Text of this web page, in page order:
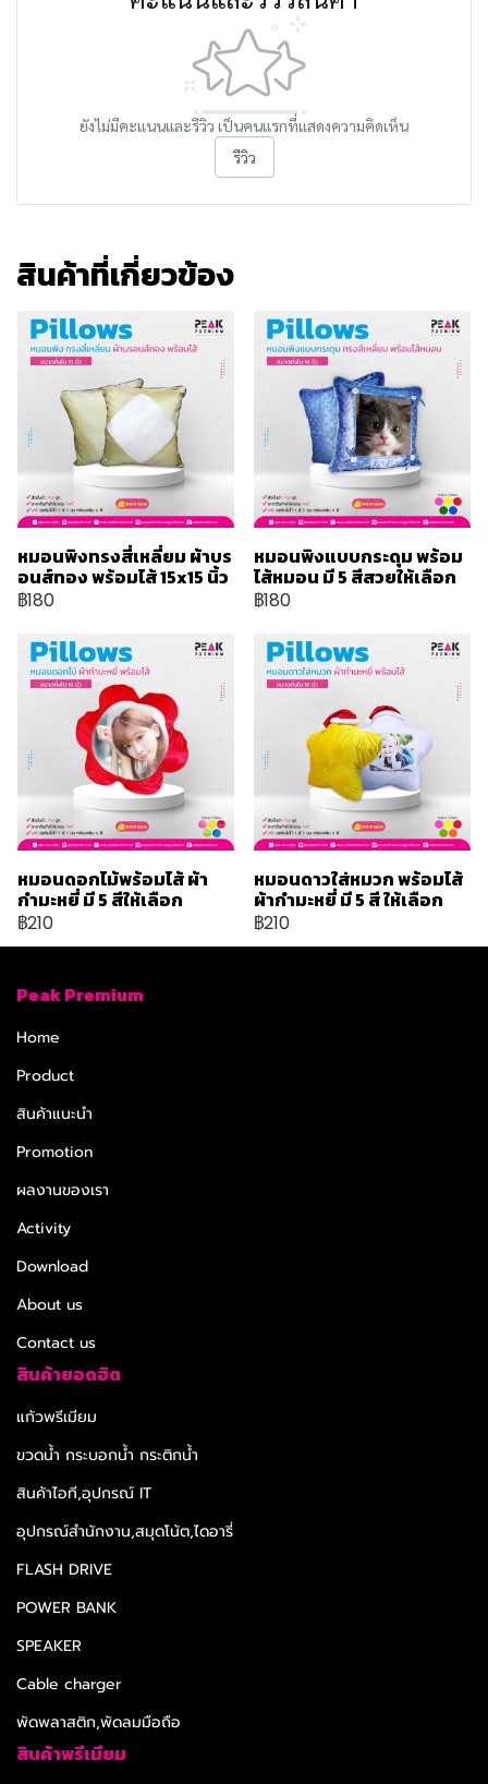
ยังไม่มีคะแนนและรีวิว เป็นคนแรกที่แสดงความคิดเห็น
รีวิว
สินค้าที่เกี่ยวข้อง
หมอนพิงทรงสี่เหลี่ยม ผ้าบร
อนส์ทอง พร้อมไส้ 15x15 นิ้ว
฿180
หมอนพิงแบบกระดุม พร้อม
ไส้หมอน มี 5 สีสวยให้เลือก
฿180
หมอนดอกไม้พร้อมไส้ ผ้า
กำมะหยี่ มี 5 สีให้เลือก
฿210
หมอนดาวใส่หมวก พร้อมไส้
ผ้ากำมะหยี่ มี 5 สี ให้เลือก
฿210
Peak Premium
Home
Product
สินค้าแนะนำ
Promotion
ผลงานของเรา
Activity
Download
About us
Contact us
สินค้ายอดฮิต
แก้วพรีเมียม
ขวดน้ำ กระบอกน้ำ กระติกน้ำ
สินค้าไอที,อุปกรณ์ IT
อุปกรณ์สำนักงาน,สมุดโน้ต,ไดอารี่
FLASH DRIVE
POWER BANK
SPEAKER
Cable charger
พัดพลาสติก,พัดลมมือถือ
สินค้าพรีเมียม